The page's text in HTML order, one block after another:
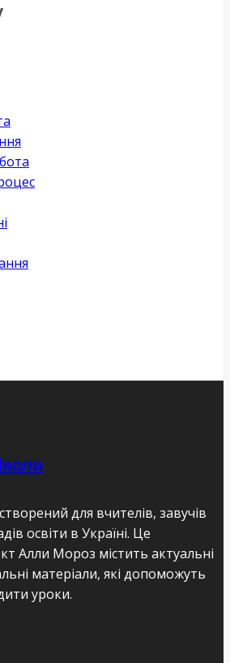
для вчителів, завучів
освіти в Україні. Це
Алли Мороз містить актуальні
матеріали, які допоможуть
уроки.